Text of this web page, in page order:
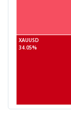
XAUUSD
34.05%